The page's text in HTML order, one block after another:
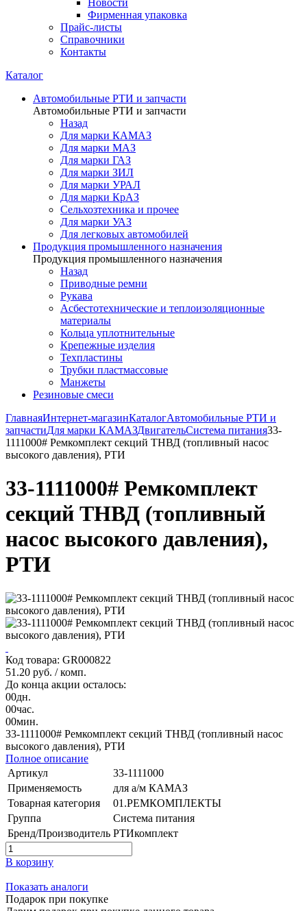
Новости
Фирменная упаковка
Прайс-листы
Справочники
Контакты
Каталог
Автомобильные РТИ и запчасти
Автомобильные РТИ и запчасти
Назад
Для марки КАМАЗ
Для марки МАЗ
Для марки ГАЗ
Для марки ЗИЛ
Для марки УРАЛ
Для марки КрАЗ
Сельхозтехника и прочее
Для марки УАЗ
Для легковых автомобилей
Продукция промышленного назначения
Продукция промышленного назначения
Назад
Приводные ремни
Рукава
Асбестотехнические и теплоизоляционные
материалы
Кольца уплотнительные
Крепежные изделия
Техпластины
Трубки пластмассовые
Манжеты
Резиновые смеси
ГлавнаяИнтернет-магазинКаталогАвтомобильные РТИ и
запчастиДля марки КАМАЗДвигательСистема питания33-
1111000# Ремкомплект секций ТНВД (топливный насос
высокого давления), РТИ
33-1111000# Ремкомплект
секций ТНВД (топливный
насос высокого давления),
РТИ
Код товара: GR000822
51.20 руб. / комп.
До конца акции осталось:
00дн.
00час.
00мин.
33-1111000# Ремкомплект секций ТНВД (топливный насос
высокого давления), РТИ
Полное описание
Артикул
33-1111000
Применяемость
для а/м КАМАЗ
Товарная категория
01.РЕМКОМПЛЕКТЫ
Группа
Система питания
Бренд/Производитель РТИкомплект
В корзину
Показать аналоги
Подарок при покупке